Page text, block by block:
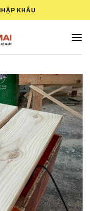
KHẨU